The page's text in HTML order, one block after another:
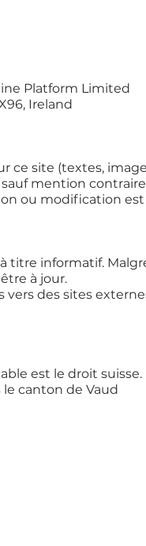
Platform Limited
Ireland
ce site (textes,
sauf mention
ou modification
titre informatif.
à jour.
vers des sites
est le droit suisse.
canton de Vaud